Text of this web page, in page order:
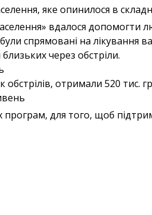
яке опинилося в
вдалося
спрямовані на лікування
через обстріли.
отримали 520 тис.
для того, щоб